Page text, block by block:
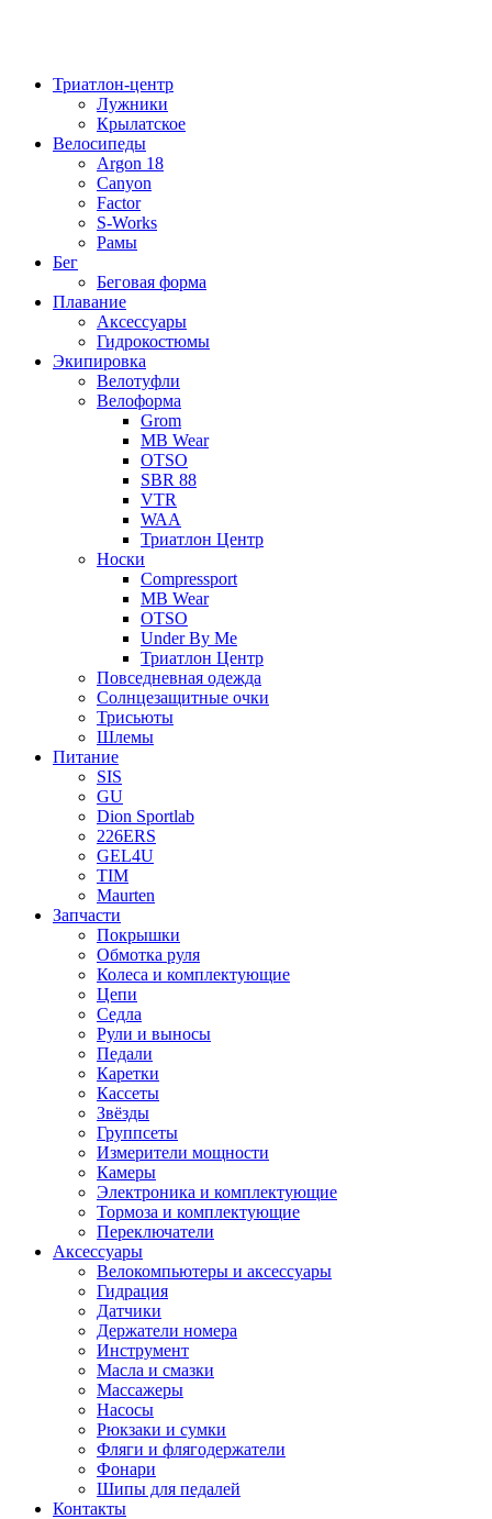
Триатлон-центр
Лужники
Крылатское
Велосипеды
Argon 18
Canyon
Factor
S-Works
Рамы
Бег
Беговая форма
Плавание
Аксессуары
Гидрокостюмы
Экипировка
Велотуфли
Велоформа
Grom
MB Wear
OTSO
SBR 88
VTR
WAA
Триатлон Центр
Носки
Compressport
MB Wear
OTSO
Under By Me
Триатлон Центр
Повседневная одежда
Солнцезащитные очки
Трисьюты
Шлемы
Питание
SIS
GU
Dion Sportlab
226ERS
GEL4U
TIM
Maurten
Запчасти
Покрышки
Обмотка руля
Колеса и комплектующие
Цепи
Седла
Рули и выносы
Педали
Каретки
Кассеты
Звёзды
Группсеты
Измерители мощности
Камеры
Электроника и комплектующие
Тормоза и комплектующие
Переключатели
Аксессуары
Велокомпьютеры и аксессуары
Гидрация
Датчики
Держатели номера
Инструмент
Масла и смазки
Массажеры
Насосы
Рюкзаки и сумки
Фляги и флягодержатели
Фонари
Шипы для педалей
Контакты